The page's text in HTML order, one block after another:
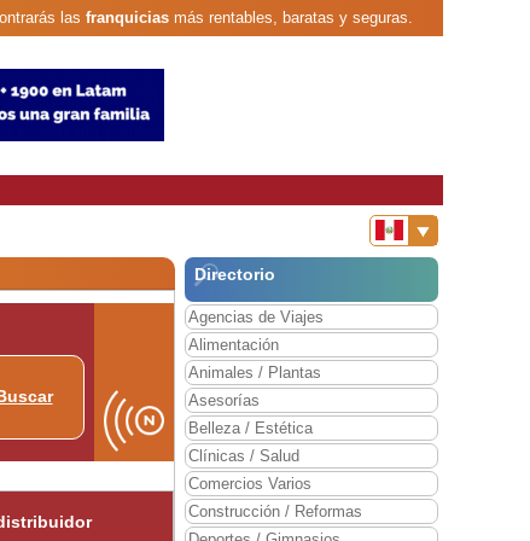
las franquicias más rentables, baratas y seguras.
Directorio
Agencias de Viajes
Alimentación
Animales / Plantas
Asesorías
Belleza / Estética
Clínicas / Salud
Comercios Varios
Construcción / Reformas